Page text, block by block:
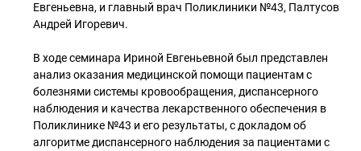
Евгеньевна, и главный врач Поликлиники №43, Палтусов
Андрей Игоревич.
В ходе семинара Ириной Евгеньевной был представлен
анализ оказания медицинской помощи пациентам с
болезнями системы кровообращения, диспансерного
наблюдения и качества лекарственного обеспечения в
Поликлинике №43 и его результаты, с докладом об
алгоритме диспансерного наблюдения за пациентами с